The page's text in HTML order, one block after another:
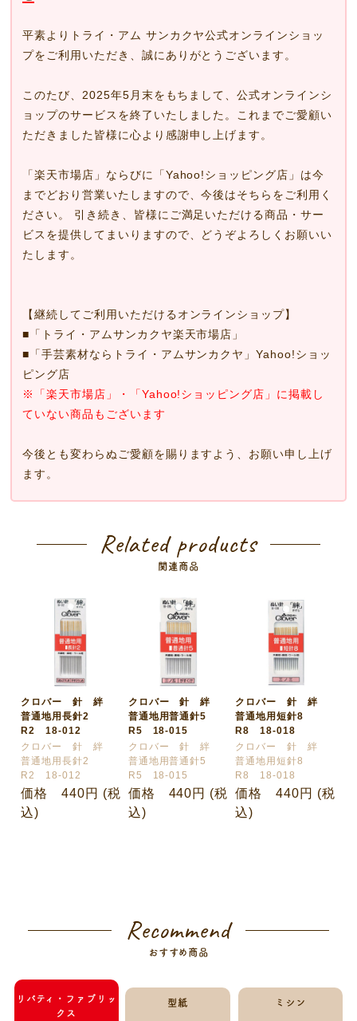
平素よりトライ・アム サンカクヤ公式オンラインショッ
プをご利用いただき、誠にありがとうございます。
このたび、2025年5月末をもちまして、公式オンラインシ
ョップのサービスを終了いたしました。これまでご愛顧い
ただきました皆様に心より感謝申し上げます。
「楽天市場店」ならびに「Yahoo!ショッピング店」は今
までどおり営業いたしますので、今後はそちらをご利用く
ださい。 引き続き、皆様にご満足いただける商品・サー
ビスを提供してまいりますので、どうぞよろしくお願いい
たします。
【継続してご利用いただけるオンラインショップ】
■ 「トライ・アムサンカクヤ楽天市場店」
■ 「手芸素材ならトライ・アムサンカクヤ」Yahoo!ショッ
ピング店
※「楽天市場店」・「Yahoo!ショッピング店」に掲載し
ていない商品もございます
今後とも変わらぬご愛顧を賜りますよう、お願い申し上げ
ます。
Related products
関連商品
クロバー 針 絆
普通地用長針2
R2 18-012
クロバー 針 絆
普通地用長針2
R2 18-012
価格 440円 (税
込)
クロバー 針 絆
普通地用普通針5
R5 18-015
クロバー 針 絆
普通地用普通針5
R5 18-015
価格 440円 (税
込)
クロバー 針 絆
普通地用短針8
R8 18-018
クロバー 針 絆
普通地用短針8
R8 18-018
価格 440円 (税
込)
Recommend
おすすめ商品
リバティ・ファブリッ
クス
型紙 ミシン